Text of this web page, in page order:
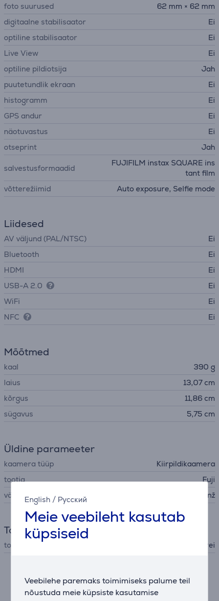
English / Русский
Meie veebileht kasutab
küpsiseid
Veebilehe paremaks toimimiseks palume teil
nõustuda meie küpsiste kasutamise
foto suurused
62 mm × 62 mm
digitaalne stabilisaator
Ei
optiline stabilisaator
Ei
Live View
Ei
optiline pildiotsija
Jah
puutetundlik ekraan
Ei
histogramm
Ei
GPS andur
Ei
näotuvastus
Ei
otseprint
Jah
salvestusformaadid
FUJIFILM instax SQUARE ins
tant film
võtterežiimid
Auto exposure, Selfie mode
Liidesed
AV väljund (PAL/NTSC)
Ei
Bluetooth
Ei
HDMI
Ei
USB-A 2.0
Ei
WiFi
Ei
NFC
Ei
Mõõtmed
kaal
390 g
laius
13,07 cm
kõrgus
11,86 cm
sügavus
5,75 cm
Üldine parameeter
kaamera tüüp
Kiirpildikaamera
tootja
Fuji
värv
oranž
Toide
toide patarei
Kirjeldus